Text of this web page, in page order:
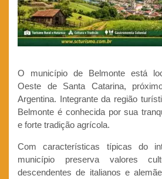
O município de Belmonte está
Oeste de Santa Catarina,
Argentina. Integrante da região
Belmonte é conhecida por sua
e forte tradição agrícola.
Com características típicas do
município preserva valores
descendentes de italianos e